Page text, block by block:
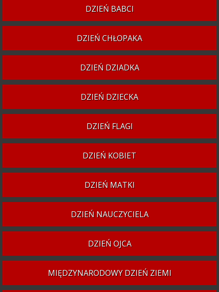
DZIEŃ BABCI
DZIEŃ CHŁOPAKA
DZIEŃ DZIADKA
DZIEŃ DZIECKA
DZIEŃ FLAGI
DZIEŃ KOBIET
DZIEŃ MATKI
DZIEŃ NAUCZYCIELA
DZIEŃ OJCA
MIĘDZYNARODOWY DZIEŃ ZIEMI